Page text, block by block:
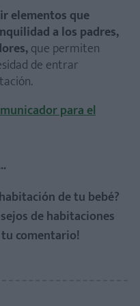
elementos que
a los padres,
que permiten
de entrar
para el
de tu bebé?
de habitaciones
tu comentario!